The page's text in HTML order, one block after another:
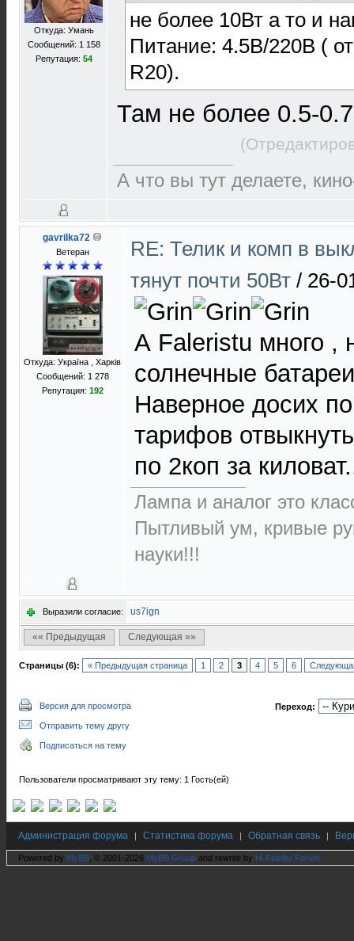
Откуда: Умань
Сообщений: 1 158
Репутация: 54
не более 10Вт а то и
Питание: 4.5В/220В (
R20).
Там не более 0.5-
А что вы тут делаете,
gavrilka72
Ветеран
Откуда: Україна , Харків
Сообщений: 1 278
Репутация: 192
RE: Телик и комп в
тянут почти 50Вт / 26-
А Faleristu много ,
солнечные
Наверное досих
тарифов
по 2коп за
Лампа и аналог это
Пытливый ум, кривые
науки!!!
Выразили согласие: us7ign
«« Предыдущая Следующая »»
Страницы (6): « Предыдущая страница 1 2 3 4 5 6
Версия для просмотра
Отправить тему другу
Подписаться на тему
Переход:
Пользователи просматривают эту тему: 1 Гость(ей)
Администрация форума | Статистика форума | Обратная связь |
Powered by MyBB , © 2001-2026 MyBB Group and rewrite by Hi Fidelity Forum